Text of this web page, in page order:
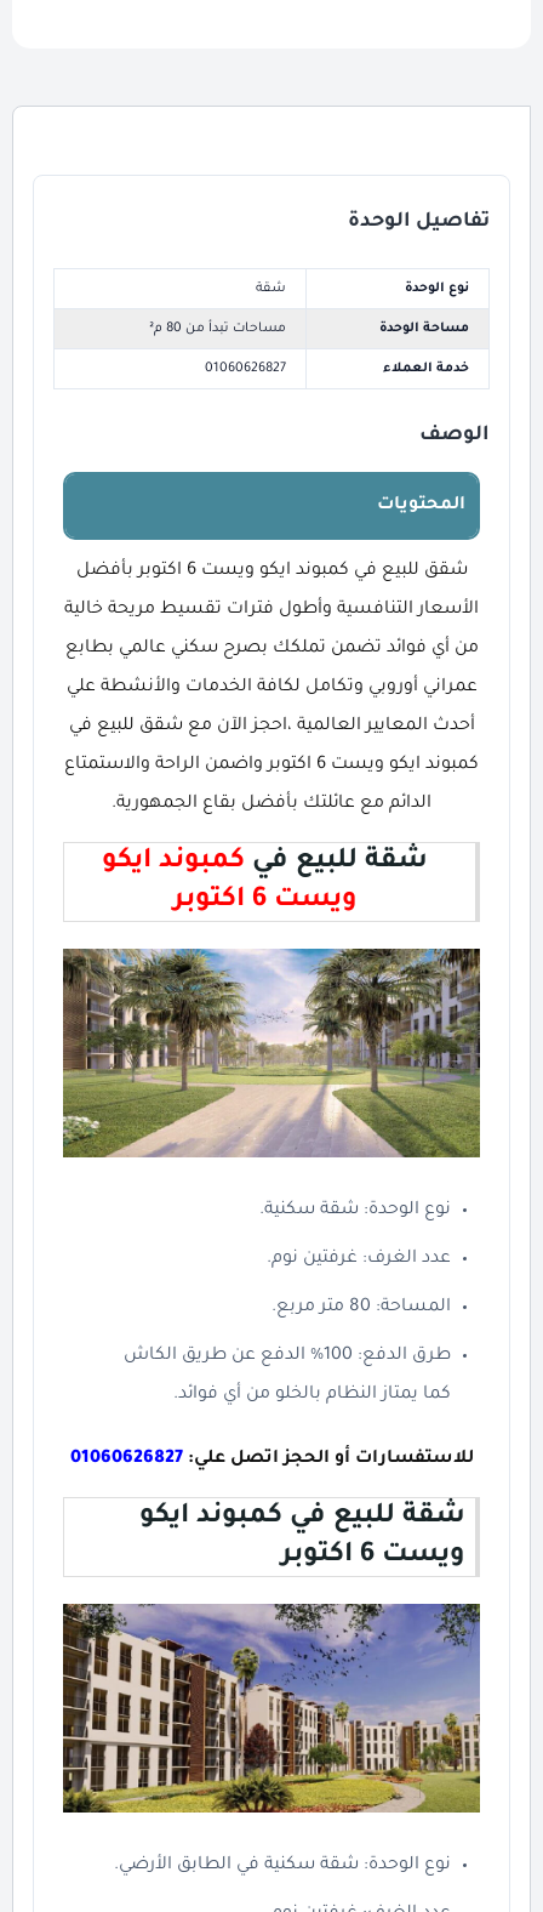
تفاصيل الوحدة
نوع الوحدة شقة
مساحة الوحدة مساحات تبدأ من 80 م²
خدمة العملاء 01060626827
الوصف
المحتويات
شقق للبيع في كمبوند ايكو ويست 6 اكتوبر بأفضل
الأسعار التنافسية وأطول فترات تقسيط مريحة خالية
من أي فوائد تضمن تملكك بصرح سكني عالمي بطابع
عمراني أوروبي وتكامل لكافة الخدمات والأنشطة علي
أحدث المعايير العالمية ،احجز الآن مع شقق للبيع في
كمبوند ايكو ويست 6 اكتوبر واضمن الراحة والاستمتاع
الدائم مع عائلتك بأفضل بقاع الجمهورية.
شقة للبيع في كمبوند ايكو
ويست 6 اكتوبر
نوع الوحدة: شقة سكنية.
عدد الغرف: غرفتين نوم.
المساحة: 80 متر مربع.
طرق الدفع: 100% الدفع عن طريق الكاش
كما يمتاز النظام بالخلو من أي فوائد.
للاستفسارات أو الحجز اتصل علي:01060626827
شقة للبيع في كمبوند ايكو
ويست 6 اكتوبر
نوع الوحدة: شقة سكنية في الطابق الأرضي.